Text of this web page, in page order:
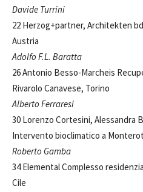
Davide Turrini
22 Herzog+partner, Architekten
Austria
Adolfo F.L. Baratta
26 Antonio Besso-Marcheis
Rivarolo Canavese, Torino
Alberto Ferraresi
30 Lorenzo Cortesini, Alessandra
Intervento bioclimatico a
Roberto Gamba
34 Elemental Complesso
Cile